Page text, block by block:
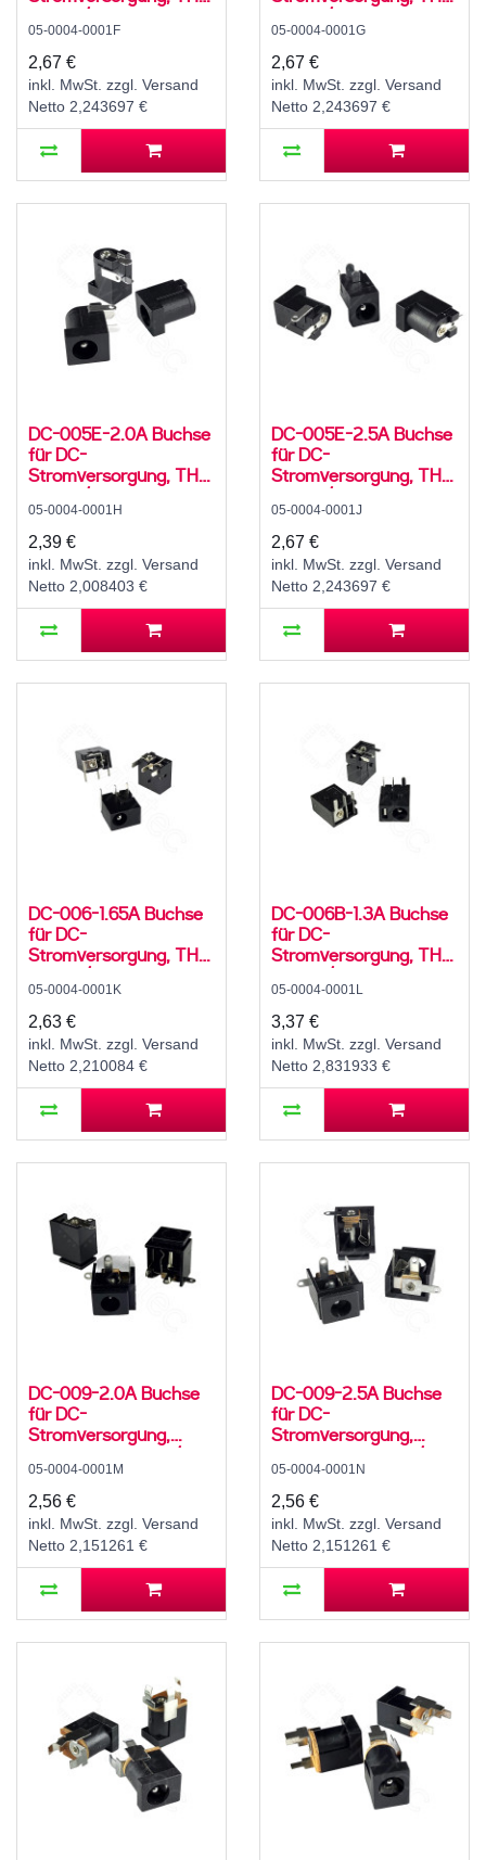
für 5,5 / 2,1 mm
Hohlstecker, 24 V, 3 A,
90°, -25..80 °C
05-0004-0001F
2,67 €
inkl. MwSt. zzgl. Versand
Netto 2,243697 €
für 5,5 / 2,5 mm
Hohlstecker, 24 V, 3 A,
90°, -25..80 °C
05-0004-0001G
2,67 €
inkl. MwSt. zzgl. Versand
Netto 2,243697 €
DC-005E-2.0A Buchse
für DC-
Stromversorgung, THT,
für 5,5 / 2,1 mm
Hohlstecker, 24 V, 5 A,
90°, -25..80 °C
05-0004-0001H
2,39 €
inkl. MwSt. zzgl. Versand
Netto 2,008403 €
DC-005E-2.5A Buchse
für DC-
Stromversorgung, THT,
für 5,5 / 2,5 mm
Hohlstecker, 24 V, 5 A,
90°, -25..80 °C
05-0004-0001J
2,67 €
inkl. MwSt. zzgl. Versand
Netto 2,243697 €
DC-006-1.65A Buchse
für DC-
Stromversorgung, THT,
für 3,5 / 1,75 mm
Hohlstecker, 30 V, 500
mA, 90°, -20..70 °C
05-0004-0001K
2,63 €
inkl. MwSt. zzgl. Versand
Netto 2,210084 €
DC-006B-1.3A Buchse
für DC-
Stromversorgung, THT,
für 3,5 / 1,35 mm
Hohlstecker, 30 V, 500
mA, 90°, -20..70 °C
05-0004-0001L
3,37 €
inkl. MwSt. zzgl. Versand
Netto 2,831933 €
DC-009-2.0A Buchse
für DC-
Stromversorgung,
Lötfahnen, für 5,5 / 2,1
mm Hohlstecker, 30 V,
500 mA, 90°, -20..70
°C
05-0004-0001M
2,56 €
inkl. MwSt. zzgl. Versand
Netto 2,151261 €
DC-009-2.5A Buchse
für DC-
Stromversorgung,
Lötfahnen, für 5,5 / 2,5
mm Hohlstecker, 30 V,
500 mA, 90°, -20..70
°C
05-0004-0001N
2,56 €
inkl. MwSt. zzgl. Versand
Netto 2,151261 €